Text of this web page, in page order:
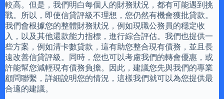
較高。但是，我們明白每個人的財務狀況，都有可能遇到挑
戰。所以，即使信貸評級不理想，您仍然有機會獲批貸款。
我們會根據您的整體財務狀況，例如現職公務員的穩定收
入，以及其他還款能力指標，進行綜合評估。我們也提供一
些方案，例如清卡數貸款，這有助您整合現有債務，並且長
遠改善信貸評級。同時，您也可以考慮我們的轉會優惠，或
許能幫您減輕現有債務負擔。因此，建議您先與我們的專業
顧問聯繫，詳細說明您的情況，這樣我們就可以為您提供最
合適的建議。